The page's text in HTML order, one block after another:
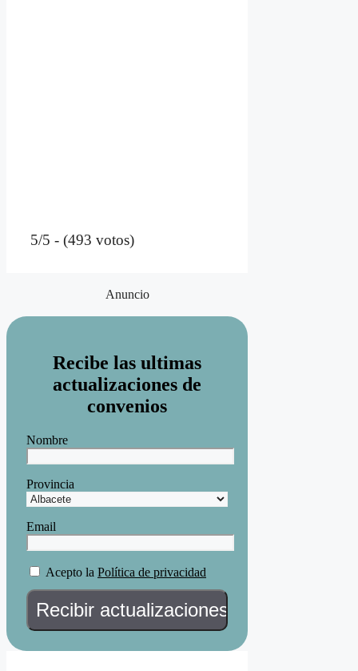
5/5 - (493 votos)
Anuncio
Recibe las ultimas
actualizaciones de
convenios
Nombre
Provincia
Email
Acepto la Política de privacidad